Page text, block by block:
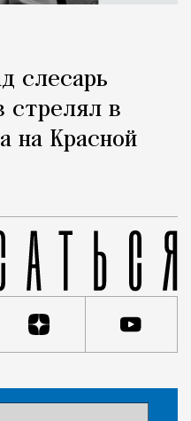
слесарь
стрелял в
на Красной